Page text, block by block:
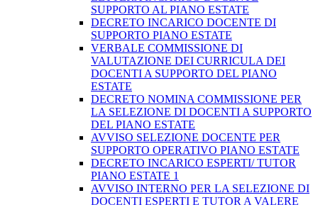
SUPPORTO AL PIANO ESTATE
DECRETO INCARICO DOCENTE DI
SUPPORTO PIANO ESTATE
VERBALE COMMISSIONE DI
VALUTAZIONE DEI CURRICULA DEI
DOCENTI A SUPPORTO DEL PIANO
ESTATE
DECRETO NOMINA COMMISSIONE PER
LA SELEZIONE DI DOCENTI A SUPPORTO
DEL PIANO ESTATE
AVVISO SELEZIONE DOCENTE PER
SUPPORTO OPERATIVO PIANO ESTATE
DECRETO INCARICO ESPERTI/ TUTOR
PIANO ESTATE 1
AVVISO INTERNO PER LA SELEZIONE DI
DOCENTI ESPERTI E TUTOR A VALERE